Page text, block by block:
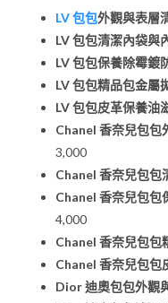
LV 包包外觀與表層
LV 包包清潔內袋與
LV 包包保養除霉鍍
LV 包包精品包金屬
LV 包包皮革保養油
Chanel 香奈兒包包
3,000
Chanel 香奈兒包包
Chanel 香奈兒包包
4,000
Chanel 香奈兒包包
Chanel 香奈兒包包
Dior 迪奧包包外觀